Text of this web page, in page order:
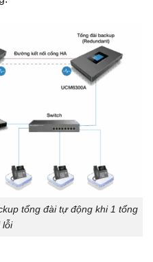
tổng đài tự động khi 1 tổng
lỗi